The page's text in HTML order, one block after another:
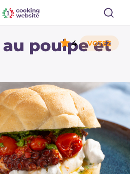
poulpe et
4